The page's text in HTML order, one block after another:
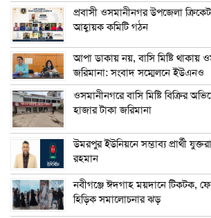
প্রবাসী ওসমানীনগর উপজেলা
আহ্বায়ক কমিটি গঠন
আপা ডাকায় নয়, বাসি মিষ্টি থাকায়
জরিমানা: সংবাদ সম্মেলনে ইউএনও
ওসমানীনগরে বাসি মিষ্টি বিক্রির
হাজার টাকা জরিমানা
উমরপুর ইউনিয়নে সম্ভাব্য প্রার্থী
রহমান
নবীগঞ্জে ঈদগাহ ময়দানে টিকটক,
হিড়িক সমালোচনার ঝড়